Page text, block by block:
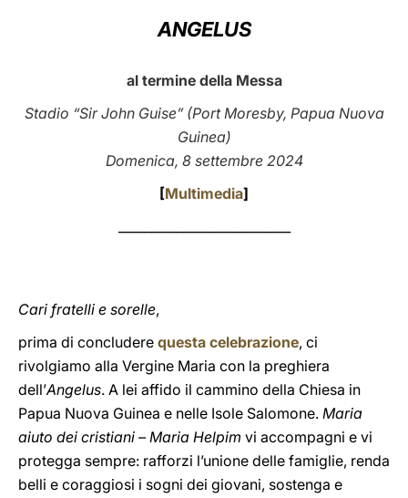
ANGELUS
al termine della Messa
Stadio “Sir John Guise” (Port Moresby, Papua Nuova
Guinea)
Domenica, 8 settembre 2024
[Multimedia]
Cari fratelli e sorelle,
prima di concludere questa celebrazione, ci
rivolgiamo alla Vergine Maria con la preghiera
dell’Angelus. A lei affido il cammino della Chiesa in
Papua Nuova Guinea e nelle Isole Salomone. Maria
aiuto dei cristiani – Maria Helpim vi accompagni e vi
protegga sempre: rafforzi l’unione delle famiglie, renda
belli e coraggiosi i sogni dei giovani, sostenga e